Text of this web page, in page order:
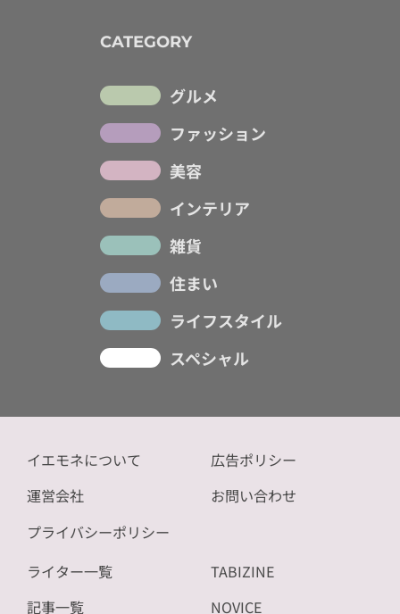
CATEGORY
グルメ
ファッション
美容
インテリア
雑貨
住まい
ライフスタイル
スペシャル
イエモネについて
運営会社
プライバシーポリシー
広告ポリシー
お問い合わせ
ライター一覧
記事一覧
TABIZINE
NOVICE